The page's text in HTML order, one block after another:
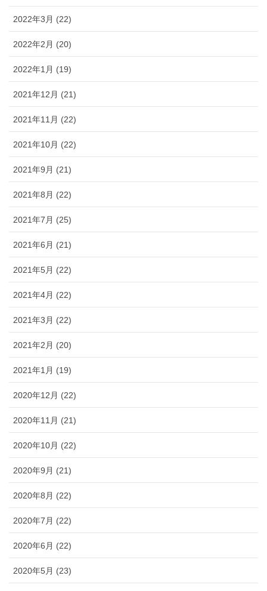
2022年3月 (22)
2022年2月 (20)
2022年1月 (19)
2021年12月 (21)
2021年11月 (22)
2021年10月 (22)
2021年9月 (21)
2021年8月 (22)
2021年7月 (25)
2021年6月 (21)
2021年5月 (22)
2021年4月 (22)
2021年3月 (22)
2021年2月 (20)
2021年1月 (19)
2020年12月 (22)
2020年11月 (21)
2020年10月 (22)
2020年9月 (21)
2020年8月 (22)
2020年7月 (22)
2020年6月 (22)
2020年5月 (23)